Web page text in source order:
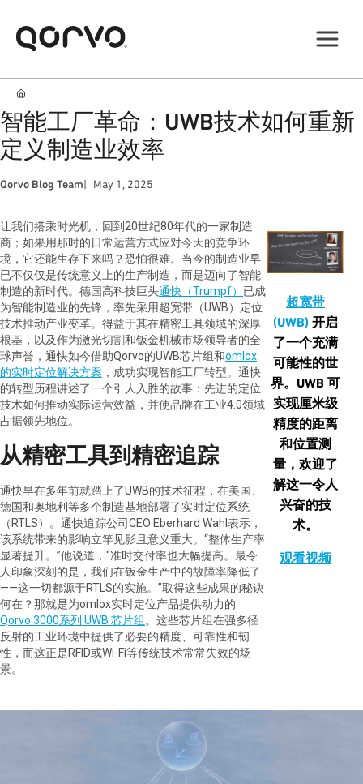
智能工厂革命：UWB技术如何重新
定义制造业效率
Qorvo Blog Team May 1, 2025
让我们搭乘时光机，回到20世纪80年代的一家制造
商；如果用那时的日常运营方式应对今天的竞争环
境，它还能生存下来吗？恐怕很难。当今的制造业早
已不仅仅是传统意义上的生产制造，而是迈向了智能
制造的新时代。德国高科技巨头通快（Trumpf） 已成
为智能制造业的先锋，率先采用超宽带（UWB）定位
技术推动产业变革。得益于其在精密工具领域的深厚
根基，以及作为激光切割和钣金机械市场领导者的全
球声誉，通快如今借助Qorvo的UWB芯片组和omlox
的实时定位解决方案 ，成功实现智能工厂转型。通快
的转型历程讲述了一个引人入胜的故事：先进的定位
技术如何推动实际运营效益，并使品牌在工业4.0领域
占据领先地位。
从精密工具到精密追踪
通快早在多年前就踏上了UWB的技术征程，在美国、
德国和奥地利等多个制造基地部署了实时定位系统
（RTLS）。通快追踪公司CEO Eberhard Wahl表示，
该系统带来的影响立竿见影且意义重大。“整体生产率
显著提升。”他说道，“准时交付率也大幅提高。最令
人印象深刻的是，我们在钣金生产中的故障率降低了
——这一切都源于RTLS的实施。”取得这些成果的秘诀
何在？那就是为omlox实时定位产品提供动力的
Qorvo 3000系列 UWB 芯片组 。这些芯片组在强多径
反射的工业环境中提供了必要的精度、可靠性和韧
性，而这正是RFID或Wi-Fi等传统技术常常失效的场
景。
超宽带
(UWB) 开启
了一个充满
可能性的世
界。UWB 可
实现厘米级
精度的距离
和位置测
量，欢迎了
解这一令人
兴奋的技
术。
观看视频